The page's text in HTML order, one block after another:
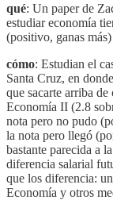
qué: Un paper de
estudiar economía
(positivo, ganas
cómo: Estudian el
Santa Cruz, en
que sacarte arriba
Economía II (2.8
nota pero no pudo
la nota pero llegó
bastante parecida a
diferencia salarial
que los diferencia:
Economía y otros